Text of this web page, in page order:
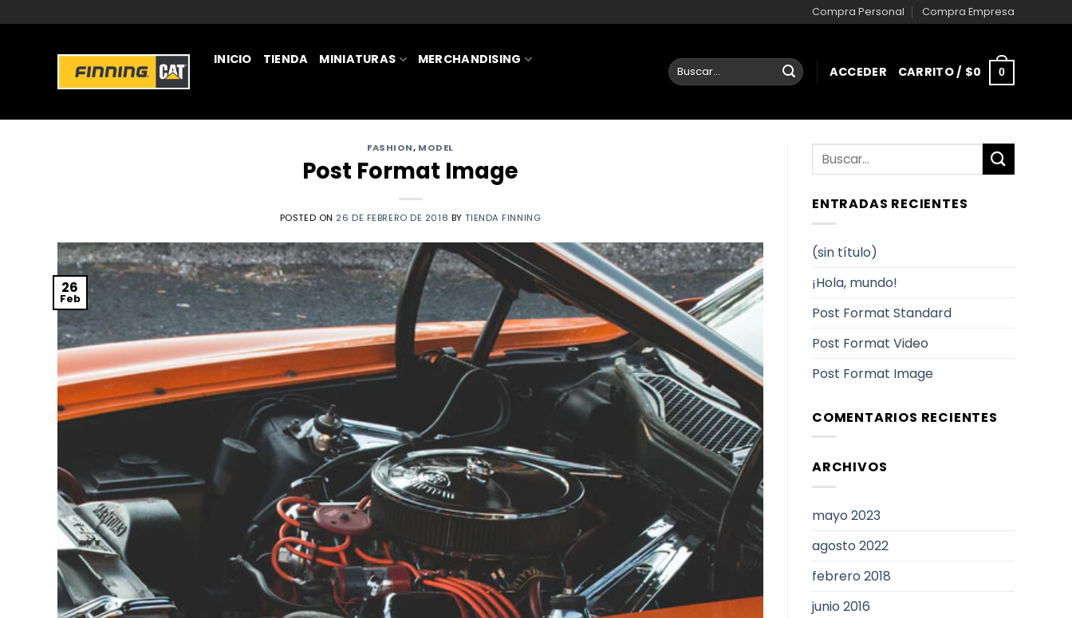
Compra Personal Compra Empresa
INICIO TIENDA MINIATURAS MERCHANDISING
ACCEDER CARRITO / $0 0
FASHION, MODEL
Post Format Image
POSTED ON 26 DE FEBRERO DE 2018 BYTIENDA FINNING
26
Feb
ENTRADAS RECIENTES
(sin título)
¡Hola, mundo!
Post Format Standard
Post Format Video
Post Format Image
COMENTARIOS RECIENTES
ARCHIVOS
mayo 2023
agosto 2022
febrero 2018
junio 2016